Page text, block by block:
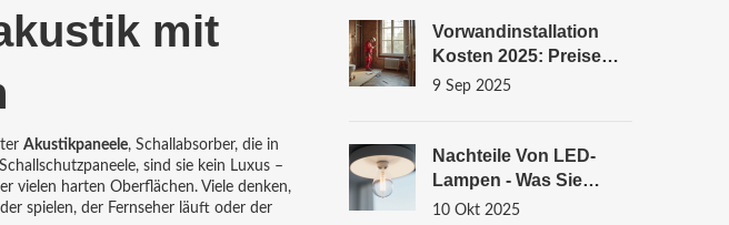
mit
Akustikpaneele, Schallabsorber, die in
Schallschutzpaneele, sind sie kein Luxus –
vielen harten Oberflächen. Viele denken,
spielen, der Fernseher läuft oder der
Vorwandinstallation
Kosten 2025: Preise
Pro Meter, Material &
9 Sep 2025
Nachteile Von LED-
Lampen - Was Sie
Wissen Sollten
10 Okt 2025